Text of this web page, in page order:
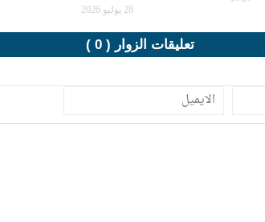
تعليقات الزوار ( 0 )